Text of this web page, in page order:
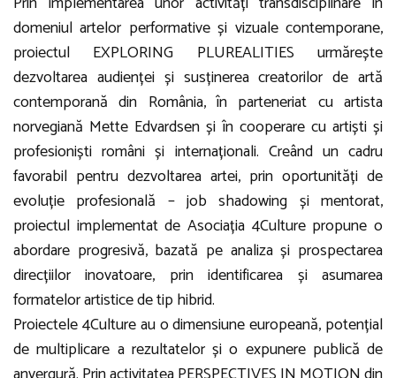
domeniul artelor performative și vizuale contemporane,
proiectul EXPLORING PLUREALITIES urmărește
dezvoltarea audienței și susținerea creatorilor de artă
contemporană din România, în parteneriat cu artista
norvegiană Mette Edvardsen și în cooperare cu artiști și
profesioniști români și internaționali. Creând un cadru
favorabil pentru dezvoltarea artei, prin oportunități de
evoluție profesională – job shadowing și mentorat,
proiectul implementat de Asociația 4Culture propune o
abordare progresivă, bazată pe analiza și prospectarea
direcțiilor inovatoare, prin identificarea și asumarea
formatelor artistice de tip hibrid.
Proiectele 4Culture au o dimensiune europeană, potențial
de multiplicare a rezultatelor și o expunere publică de